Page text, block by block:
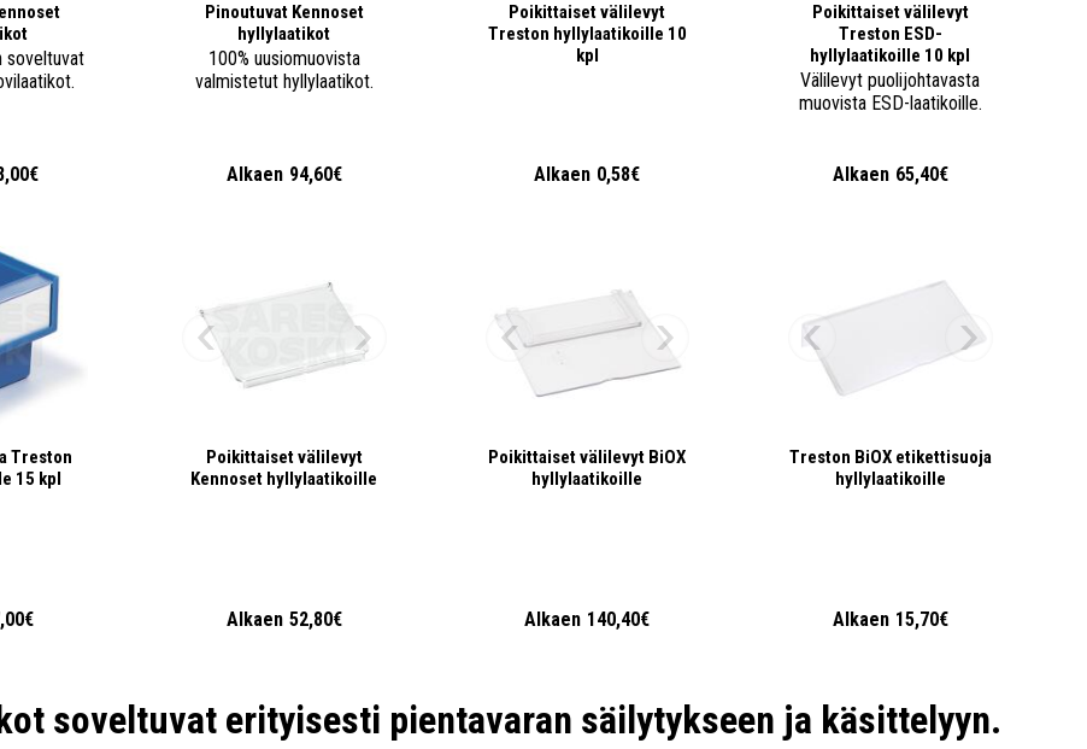
soveltuvat
Pinoutuvat Kennoset
hyllylaatikot
100% uusiomuovista
valmistetut hyllylaatikot.
Alkaen 94,60€
Poikittaiset välilevyt
Treston hyllylaatikoille 10
kpl
Alkaen 0,58€
Poikittaiset välilevyt
Treston ESD-
hyllylaatikoille 10 kpl
Välilevyt puolijohtavasta
muovista ESD-laatikoille.
Alkaen 65,40€
Treston
15 kpl
Poikittaiset välilevyt
Kennoset hyllylaatikoille
Alkaen 52,80€
Poikittaiset välilevyt BiOX
hyllylaatikoille
Alkaen 140,40€
Treston BiOX etikettisuoja
hyllylaatikoille
Alkaen 15,70€
soveltuvat erityisesti pientavaran säilytykseen ja käsittelyyn.